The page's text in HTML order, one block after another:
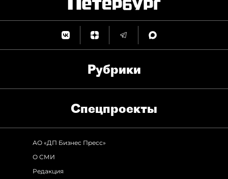
Рубрики
Спец­проекты
АО «ДП Бизнес Пресс»
О СМИ
Редакция